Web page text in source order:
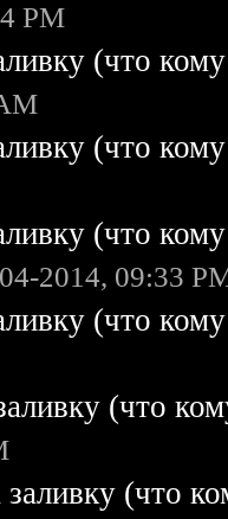
PM
(что
(что
(что
2014, 09:33
(что
(что
(что